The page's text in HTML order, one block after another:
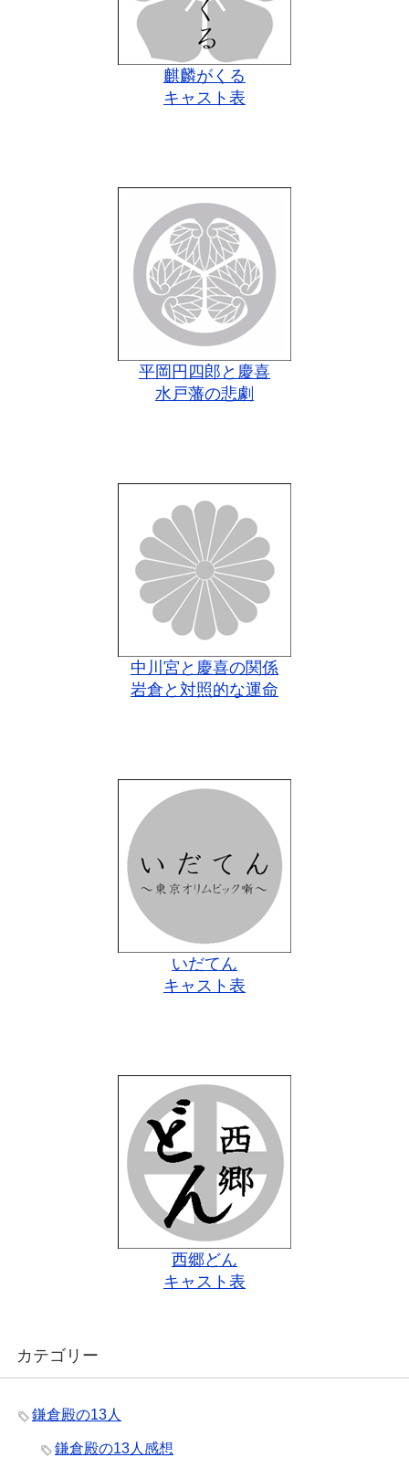
麒麟がくる
キャスト表
平岡円四郎と慶喜
水戸藩の悲劇
中川宮と慶喜の関係
岩倉と対照的な運命
いだてん
キャスト表
西郷どん
キャスト表
カテゴリー
鎌倉殿の13人
鎌倉殿の13人感想